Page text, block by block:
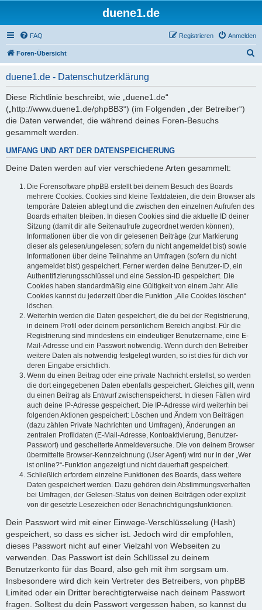
duene1.de
FAQ Anmelden
Registrieren
Foren-Übersicht
duene1.de - Datenschutzerklärung
Diese Richtlinie beschreibt, wie „duene1.de“
(„http://www.duene1.de/phpBB3“) (im Folgenden „der Betreiber“)
die Daten verwendet, die während deines Foren-Besuchs
gesammelt werden.
UMFANG UND ART DER DATENSPEICHERUNG
Deine Daten werden auf vier verschiedene Arten gesammelt:
Die Forensoftware phpBB erstellt bei deinem Besuch des Boards
mehrere Cookies. Cookies sind kleine Textdateien, die dein Browser als
temporäre Dateien ablegt und die zwischen den einzelnen Aufrufen des
Boards erhalten bleiben. In diesen Cookies sind die aktuelle ID deiner
Sitzung (damit dir alle Seitenaufrufe zugeordnet werden können),
Informationen über die von dir gelesenen Beiträge (zur Markierung
dieser als gelesen/ungelesen; sofern du nicht angemeldet bist) sowie
Informationen über deine Teilnahme an Umfragen (sofern du nicht
angemeldet bist) gespeichert. Ferner werden deine Benutzer-ID, ein
Authentifizierungsschlüssel und eine Session-ID gespeichert. Die
Cookies haben standardmäßig eine Gültigkeit von einem Jahr. Alle
Cookies kannst du jederzeit über die Funktion „Alle Cookies löschen“
löschen.
Weiterhin werden die Daten gespeichert, die du bei der Registrierung,
in deinem Profil oder deinem persönlichem Bereich angibst. Für die
Registrierung sind mindestens ein eindeutiger Benutzername, eine E-
Mail-Adresse und ein Passwort notwendig. Wenn durch den Betreiber
weitere Daten als notwendig festgelegt wurden, so ist dies für dich vor
deren Eingabe ersichtlich.
Wenn du einen Beitrag oder eine private Nachricht erstellst, so werden
die dort eingegebenen Daten ebenfalls gespeichert. Gleiches gilt, wenn
du einen Beitrag als Entwurf zwischenspeicherst. In diesen Fällen wird
auch deine IP-Adresse gespeichert. Die IP-Adresse wird weiterhin bei
folgenden Aktionen gespeichert: Löschen und Ändern von Beiträgen
(dazu zählen Private Nachrichten und Umfragen), Änderungen an
zentralen Profildaten (E-Mail-Adresse, Kontoaktivierung, Benutzer-
Passwort) und gescheiterte Anmeldeversuche. Die von deinem Browser
übermittelte Browser-Kennzeichnung (User Agent) wird nur in der „Wer
ist online?“-Funktion angezeigt und nicht dauerhaft gespeichert.
Schließlich erfordern einzelne Funktionen des Boards, dass weitere
Daten gespeichert werden. Dazu gehören dein Abstimmungsverhalten
bei Umfragen, der Gelesen-Status von deinen Beiträgen oder explizit
von dir gesetzte Lesezeichen oder Benachrichtigungsfunktionen.
Dein Passwort wird mit einer Einwege-Verschlüsselung (Hash)
gespeichert, so dass es sicher ist. Jedoch wird dir empfohlen,
dieses Passwort nicht auf einer Vielzahl von Webseiten zu
verwenden. Das Passwort ist dein Schlüssel zu deinem
Benutzerkonto für das Board, also geh mit ihm sorgsam um.
Insbesondere wird dich kein Vertreter des Betreibers, von phpBB
Limited oder ein Dritter berechtigterweise nach deinem Passwort
fragen. Solltest du dein Passwort vergessen haben, so kannst du